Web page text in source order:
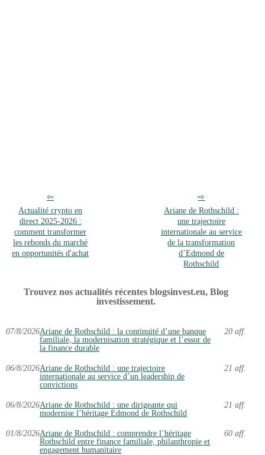
Actualité crypto en
direct 2025‑2026 :
comment transformer
les rebonds du marché
en opportunités d'achat
Ariane de Rothschild :
une trajectoire
internationale au service
de la transformation
d’Edmond de
Rothschild
Trouvez nos actualités récentes blogsinvest.eu, Blog
investissement.
07/8/2026Ariane de Rothschild : la continuité d’une banque
familiale, la modernisation stratégique et l’essor de
la finance durable
20 aff.
06/8/2026Ariane de Rothschild : une trajectoire
internationale au service d’un leadership de
convictions
21 aff.
06/8/2026Ariane de Rothschild : une dirigeante qui
modernise l’héritage Edmond de Rothschild
21 aff.
01/8/2026Ariane de Rothschild : comprendre l’héritage
Rothschild entre finance familiale, philanthropie et
engagement humanitaire
60 aff.